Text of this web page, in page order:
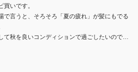
買いです。
で言うと、そろそろ「夏の疲れ」が髪にもでる
て秋を良いコンディションで過ごしたいので…